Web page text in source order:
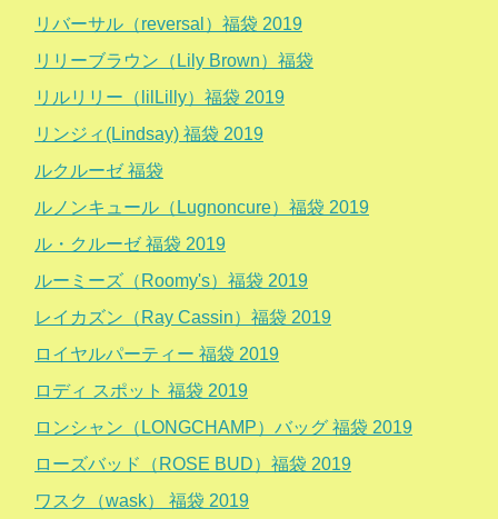
リバーサル（reversal）福袋 2019
リリーブラウン（Lily Brown）福袋
リルリリー（lilLilly）福袋 2019
リンジィ(Lindsay) 福袋 2019
ルクルーゼ 福袋
ルノンキュール（Lugnoncure）福袋 2019
ル・クルーゼ 福袋 2019
ルーミーズ（Roomy's）福袋 2019
レイカズン（Ray Cassin）福袋 2019
ロイヤルパーティー 福袋 2019
ロディ スポット 福袋 2019
ロンシャン（LONGCHAMP）バッグ 福袋 2019
ローズバッド（ROSE BUD）福袋 2019
ワスク（wask） 福袋 2019